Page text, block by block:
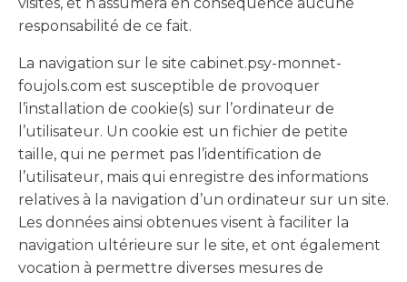
responsabilité de ce fait.
La navigation sur le site cabinet.psy-monnet-
foujols.com est susceptible de provoquer
l’installation de cookie(s) sur l’ordinateur de
l’utilisateur. Un cookie est un fichier de petite
taille, qui ne permet pas l’identification de
l’utilisateur, mais qui enregistre des informations
relatives à la navigation d’un ordinateur sur un site.
Les données ainsi obtenues visent à faciliter la
navigation ultérieure sur le site, et ont également
vocation à permettre diverses mesures de